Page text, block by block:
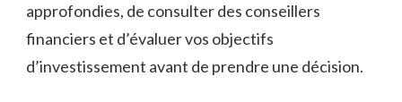
approfondies, de consulter des conseillers
financiers et d’évaluer vos objectifs
d’investissement avant de prendre une décision.